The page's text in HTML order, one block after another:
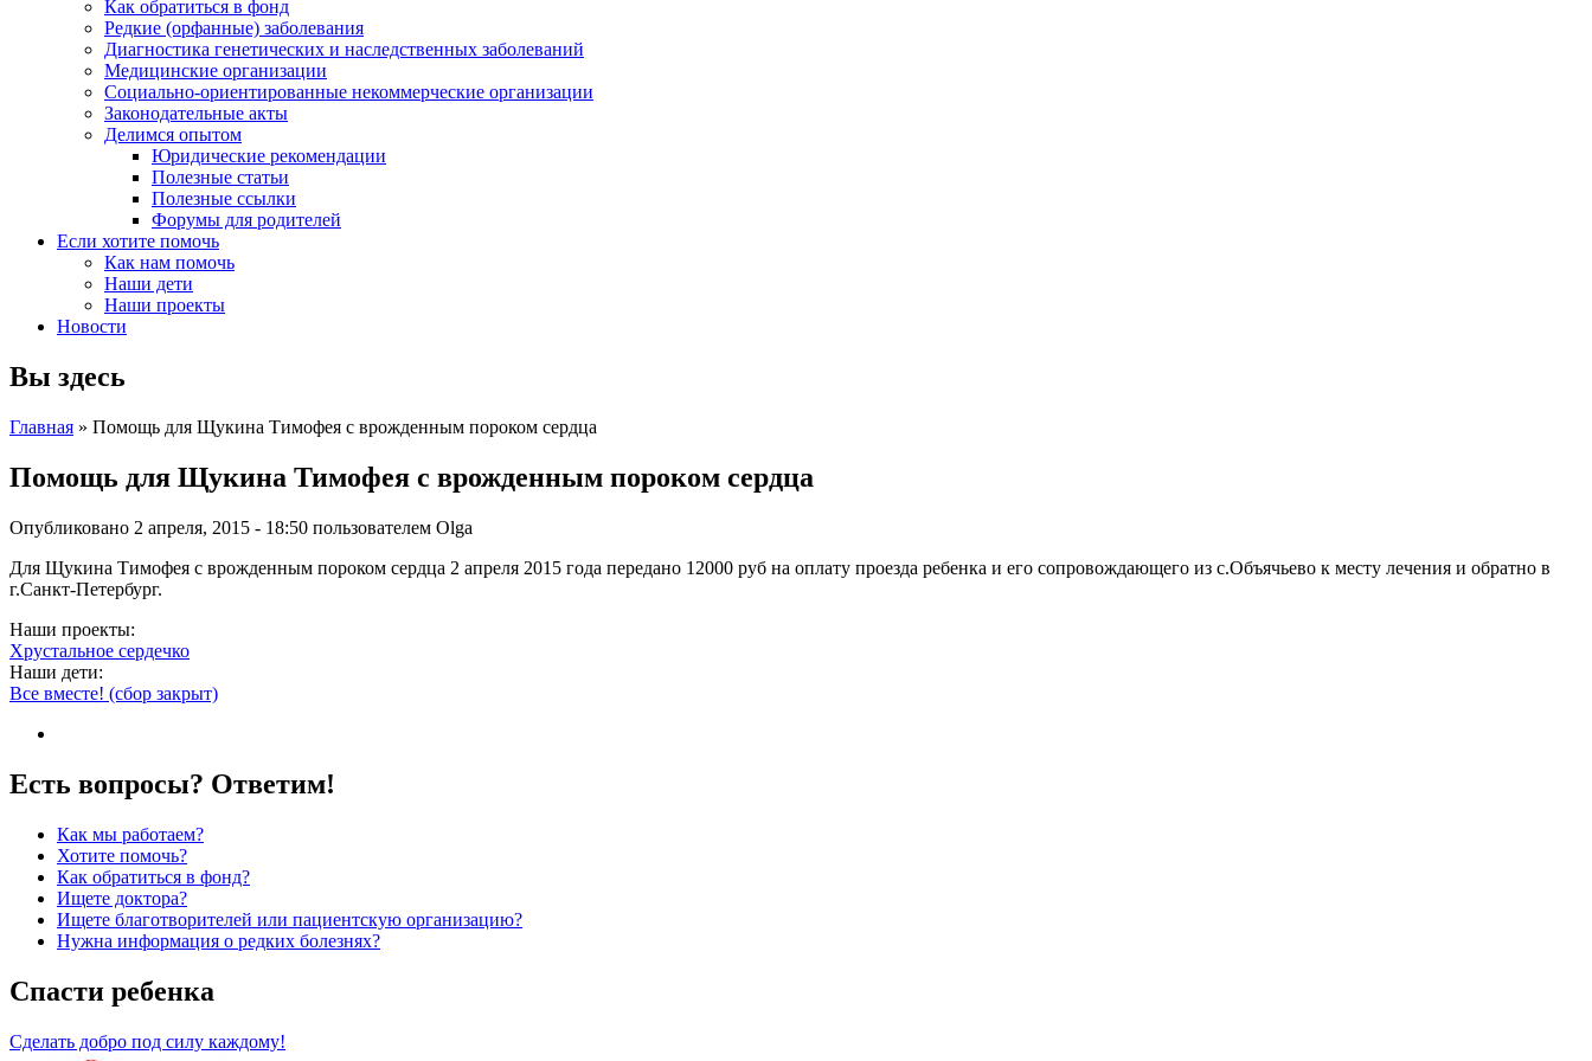
Как обратиться в фонд
Редкие (орфанные) заболевания
Диагностика генетических и наследственных заболеваний
Медицинские организации
Социально-ориентированные некоммерческие организации
Законодательные акты
Делимся опытом
Юридические рекомендации
Полезные статьи
Полезные ссылки
Форумы для родителей
Если хотите помочь
Как нам помочь
Наши дети
Наши проекты
Новости
Вы здесь
Главная » Помощь для Щукина Тимофея с врожденным пороком сердца
Помощь для Щукина Тимофея с врожденным пороком сердца
Опубликовано 2 апреля, 2015 - 18:50 пользователем Olga
Для Щукина Тимофея с врожденным пороком сердца 2 апреля 2015 года передано 12000 руб на оплату проезда ребенка и его сопровождающего из с.Объячьево к месту лечения и обратно в
г.Санкт-Петербург.
Наши проекты:
Хрустальное сердечко
Наши дети:
Все вместе! (сбор закрыт)
Есть вопросы? Ответим!
Как мы работаем?
Хотите помочь?
Как обратиться в фонд?
Ищете доктора?
Ищете благотворителей или пациентскую организацию?
Нужна информация о редких болезнях?
Спасти ребенка
Сделать добро под силу каждому!